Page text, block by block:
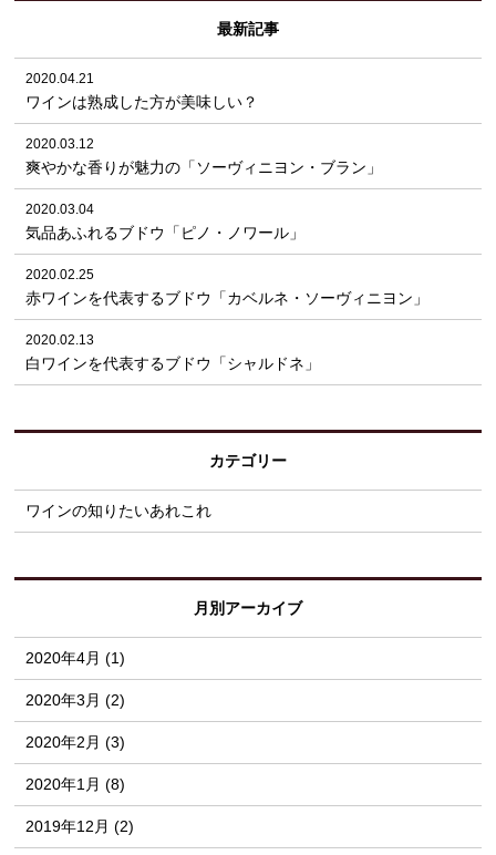
最新記事
2020.04.21
ワインは熟成した方が美味しい？
2020.03.12
爽やかな香りが魅力の「ソーヴィニヨン・ブラン」
2020.03.04
気品あふれるブドウ「ピノ・ノワール」
2020.02.25
赤ワインを代表するブドウ「カベルネ・ソーヴィニヨン」
2020.02.13
白ワインを代表するブドウ「シャルドネ」
カテゴリー
ワインの知りたいあれこれ
月別アーカイブ
2020年4月 (1)
2020年3月 (2)
2020年2月 (3)
2020年1月 (8)
2019年12月 (2)